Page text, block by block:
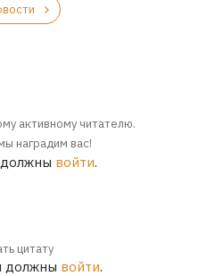
активному читателю.
наградим вас!
войти.
цитату
должны войти.